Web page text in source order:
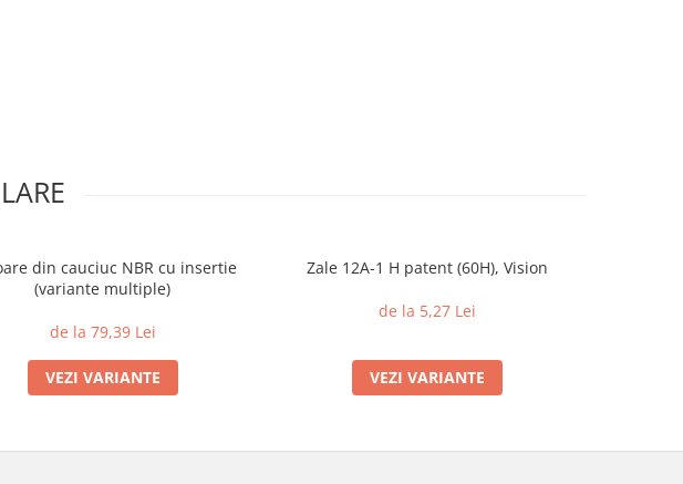
din cauciuc NBR cu insertie
(variante multiple)
de la 79,39 Lei
VEZI VARIANTE
Zale 12A-1 H patent (60H), Vision
de la 5,27 Lei
VEZI VARIANTE